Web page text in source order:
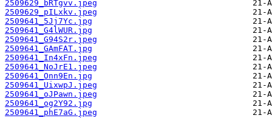
2509629_bRTgvv.jpeg
2509629_pILxkv.jpeg
2509641_5Jj7Yc.jpg
2509641_G4lWUR.jpg
2509641_G94S2r.jpeg
2509641_GAmFAT.jpg
2509641_In4xFn.jpeg
2509641_NoJrE1.jpeg
2509641_Onn9En.jpg
2509641_UixwpJ.jpeg
2509641_oJPawn.jpeg
2509641_og2Y92.jpg
2509641_phE7aG.jpeg